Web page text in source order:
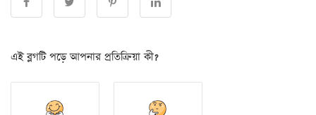
এই ব্লগটি পড়ে আপনার প্রতিক্রিয়া কী?